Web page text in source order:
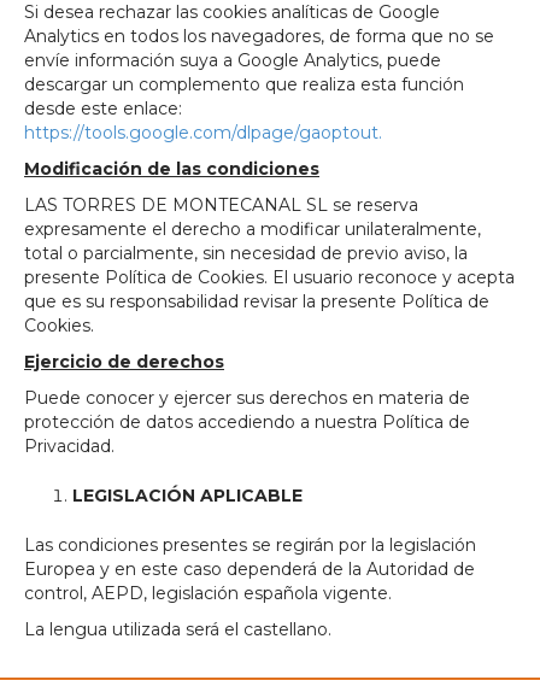
Si desea rechazar las cookies analíticas de Google
Analytics en todos los navegadores, de forma que no se
envíe información suya a Google Analytics, puede
descargar un complemento que realiza esta función
desde este enlace:
https://tools.google.com/dlpage/gaoptout.
Modificación de las condiciones
LAS TORRES DE MONTECANAL SL se reserva
expresamente el derecho a modificar unilateralmente,
total o parcialmente, sin necesidad de previo aviso, la
presente Política de Cookies. El usuario reconoce y acepta
que es su responsabilidad revisar la presente Política de
Cookies.
Ejercicio de derechos
Puede conocer y ejercer sus derechos en materia de
protección de datos accediendo a nuestra Política de
Privacidad.
LEGISLACIÓN APLICABLE
Las condiciones presentes se regirán por la legislación
Europea y en este caso dependerá de la Autoridad de
control, AEPD, legislación española vigente.
La lengua utilizada será el castellano.